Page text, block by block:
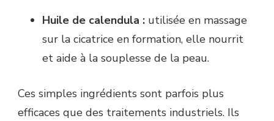
Huile de calendula : utilisée en massage
sur la cicatrice en formation, elle nourrit
et aide à la souplesse de la peau.
Ces simples ingrédients sont parfois plus
efficaces que des traitements industriels. Ils